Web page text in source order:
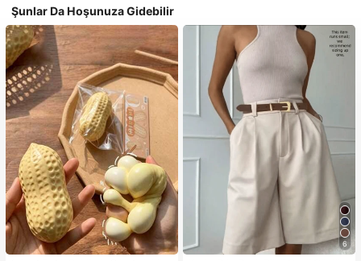
Şunlar Da Hoşunuza Gidebilir
6